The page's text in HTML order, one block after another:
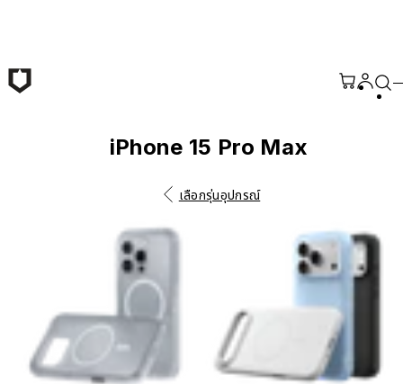
iPhone 15 Pro Max
เลือกรุ่นอุปกรณ์